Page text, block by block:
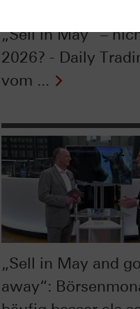
„Sell in May“ –
2026? - Daily
vom ...
„Sell in May and go
away“: